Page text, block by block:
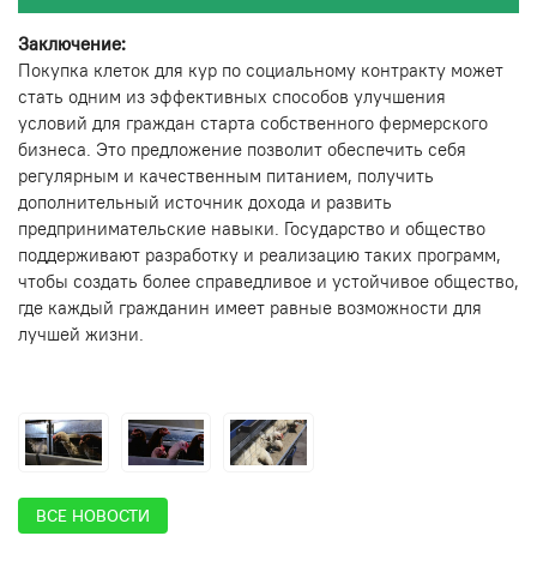
Заключение:
Покупка клеток для кур по социальному контракту может
стать одним из эффективных способов улучшения
условий для граждан старта собственного фермерского
бизнеса. Это предложение позволит обеспечить себя
регулярным и качественным питанием, получить
дополнительный источник дохода и развить
предпринимательские навыки. Государство и общество
поддерживают разработку и реализацию таких программ,
чтобы создать более справедливое и устойчивое общество,
где каждый гражданин имеет равные возможности для
лучшей жизни.
ВСЕ НОВОСТИ